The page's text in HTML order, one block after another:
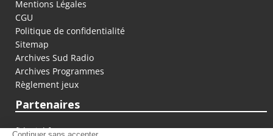
Mentions Légales
CGU
Politique de confidentialité
Sitemap
Archives Sud Radio
Archives Programmes
Règlement jeux
Partenaires
fiducial.fr